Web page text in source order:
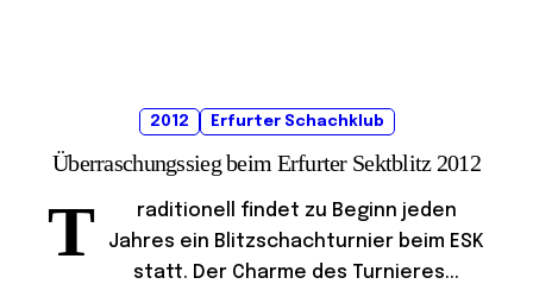
2012 Erfurter Schachklub
Überraschungssieg beim Erfurter Sektblitz 2012
T
raditionell findet zu Beginn jeden
Jahres ein Blitzschachturnier beim ESK
statt. Der Charme des Turnieres...